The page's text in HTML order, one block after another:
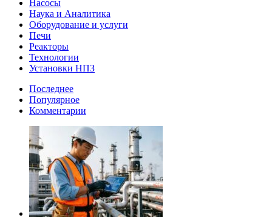
Насосы
Наука и Аналитика
Оборудование и услуги
Печи
Реакторы
Технологии
Установки НПЗ
Последнее
Популярное
Комментарии